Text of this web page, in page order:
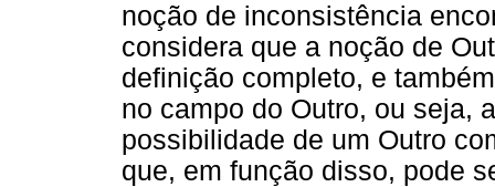
noção de inconsistência
considera que a noção de
definição completo, e
no campo do Outro, ou seja,
possibilidade de um Outro
que, em função disso, pode